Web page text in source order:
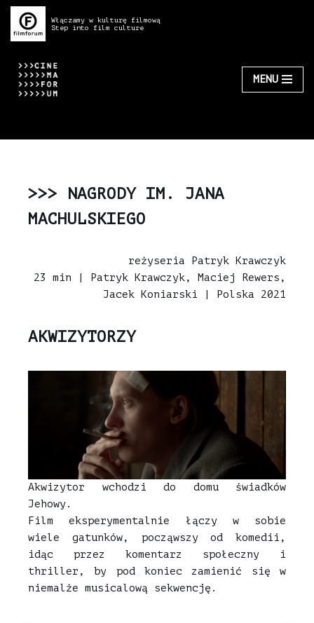
Przejdź
treści
Włączamy w kulturę filmową
Step into film culture
MENU
>>> NAGRODY IM. JANA
MACHULSKIEGO
reżyseria Patryk Krawczyk
23 min | Patryk Krawczyk, Maciej Rewers,
Jacek Koniarski | Polska 2021
AKWIZYTORZY
Akwizytor wchodzi do domu świadków
Jehowy.
Film eksperymentalnie łączy w sobie
wiele gatunków, począwszy od komedii,
idąc przez komentarz społeczny i
thriller, by pod koniec zamienić się w
niemalże musicalową sekwencję.